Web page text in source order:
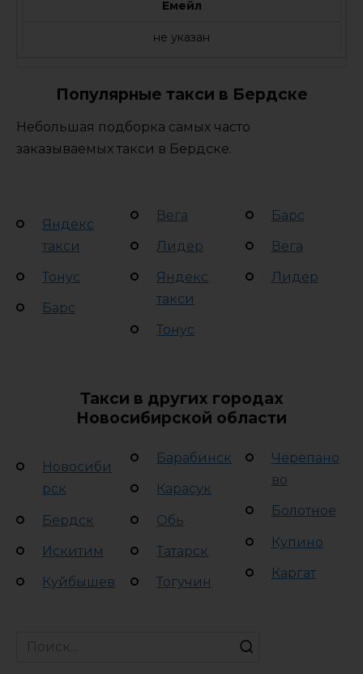
Емейл
не указан
Популярные такси в Бердске
Небольшая подборка самых часто
заказываемых такси в Бердске.
Яндекс
такси
Тонус
Барс
Вега
Лидер
Яндекс
такси
Тонус
Барс
Вега
Лидер
Такси в других городах
Новосибирской области
Новосиби
рск
Бердск
Искитим
Куйбышев
Барабинск
Карасук
Обь
Татарск
Тогучин
Черепано
во
Болотное
Купино
Каргат
Search